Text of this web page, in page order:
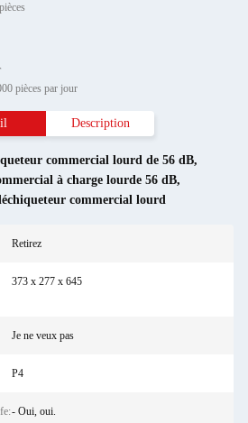
pièces par jour
Description
commercial lourd de 56 dB,
à charge lourde 56 dB,
commercial lourd
Retirez
373 x 277 x 645
Je ne veux pas
P4
- Oui, oui.